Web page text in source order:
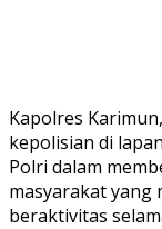
Kapolres
kepolisian di
Polri dalam
masyarakat yang
beraktivitas